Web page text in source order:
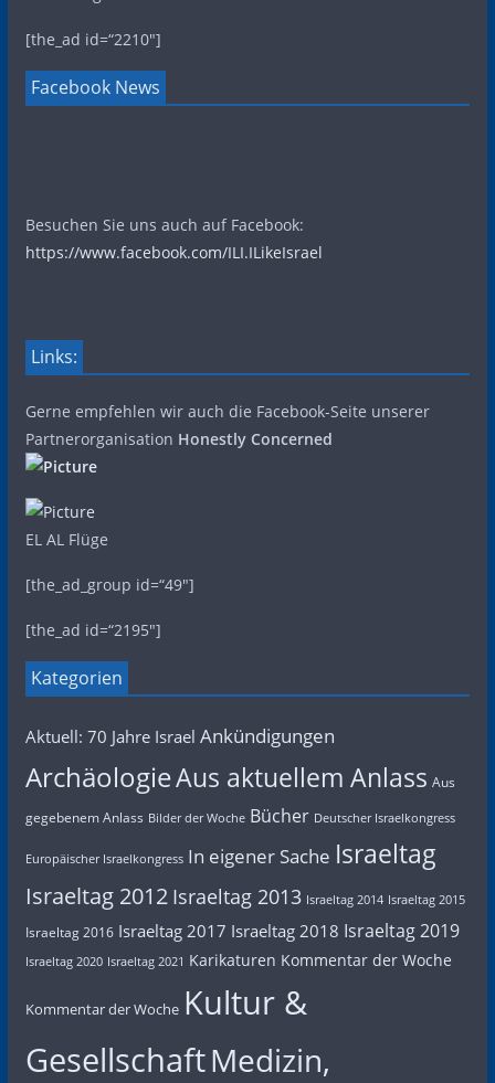
[the_ad id=“2210″]
Facebook News
Besuchen Sie uns auch auf Facebook:
https://www.facebook.com/ILI.ILikeIsrael
Links:
Gerne empfehlen wir auch die Facebook-Seite unserer
Partnerorganisation Honestly Concerned
EL AL Flüge
[the_ad_group id=“49″]
[the_ad id=“2195″]
Kategorien
Aktuell: 70 Jahre Israel Ankündigungen
ArchäologieAus aktuellem Anlass Aus
gegebenem Anlass Bilder der Woche Bücher Deutscher Israelkongress
Europäischer Israelkongress In eigener Sache Israeltag
Israeltag 2012 Israeltag 2013 Israeltag 2014 Israeltag 2015
Israeltag 2016 Israeltag 2017 Israeltag 2018 Israeltag 2019
Israeltag 2020 Israeltag 2021 Karikaturen Kommentar der Woche
Kommentar der Woche Kultur &
GesellschaftMedizin,